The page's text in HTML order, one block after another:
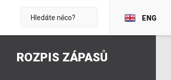
ENG
ROZPIS ZÁPASŮ